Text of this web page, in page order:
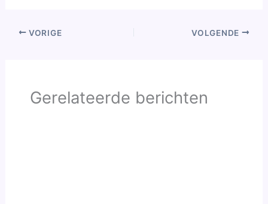
VORIGE VOLGENDE
Gerelateerde berichten